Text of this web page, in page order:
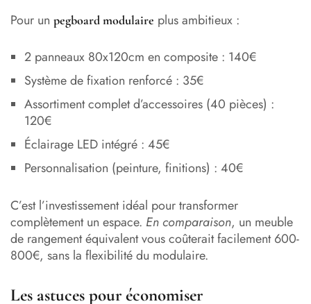
Pour un pegboard modulaire plus ambitieux :
2 panneaux 80x120cm en composite : 140€
Système de fixation renforcé : 35€
Assortiment complet d’accessoires (40 pièces) :
120€
Éclairage LED intégré : 45€
Personnalisation (peinture, finitions) : 40€
C’est l’investissement idéal pour transformer
complètement un espace. En comparaison, un meuble
de rangement équivalent vous coûterait facilement 600-
800€, sans la flexibilité du modulaire.
Les astuces pour économiser